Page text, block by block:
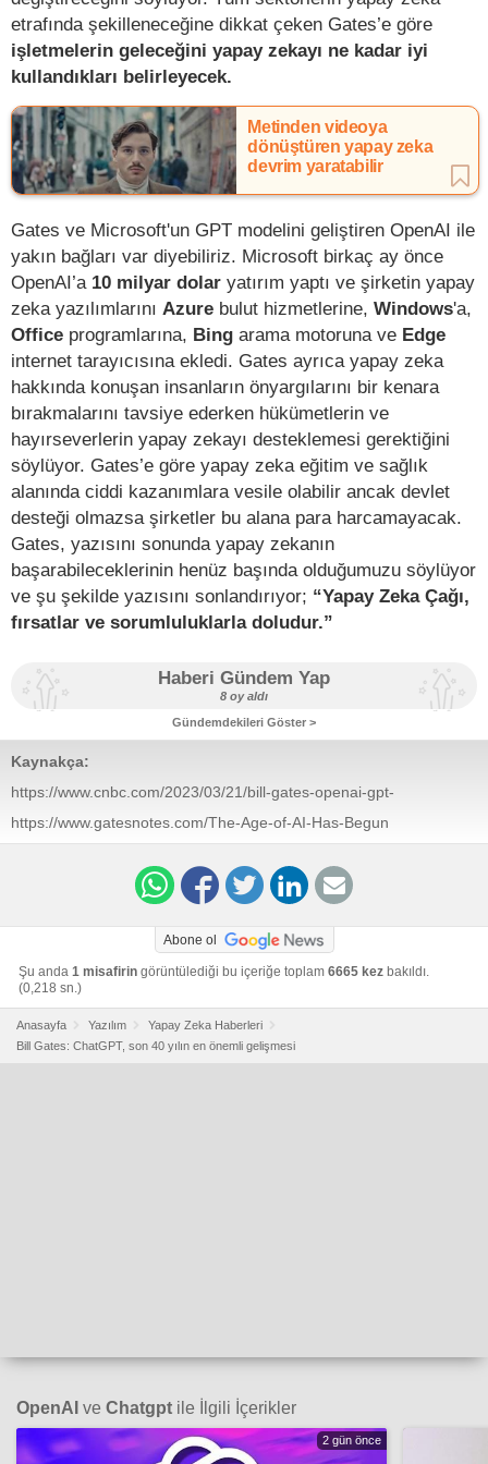
etrafında şekilleneceğine dikkat çeken Gates’e göre
işletmelerin geleceğini yapay zekayı ne kadar iyi
kullandıkları belirleyecek.
Metinden videoya
dönüştüren yapay zeka
devrim yaratabilir
Gates ve Microsoft'un GPT modelini geliştiren OpenAI ile
yakın bağları var diyebiliriz. Microsoft birkaç ay önce
OpenAI’a 10 milyar dolar yatırım yaptı ve şirketin yapay
zeka yazılımlarını Azure bulut hizmetlerine, Windows'a,
Office programlarına, Bing arama motoruna ve Edge
internet tarayıcısına ekledi. Gates ayrıca yapay zeka
hakkında konuşan insanların önyargılarını bir kenara
bırakmalarını tavsiye ederken hükümetlerin ve
hayırseverlerin yapay zekayı desteklemesi gerektiğini
söylüyor. Gates’e göre yapay zeka eğitim ve sağlık
alanında ciddi kazanımlara vesile olabilir ancak devlet
desteği olmazsa şirketler bu alana para harcamayacak.
Gates, yazısını sonunda yapay zekanın
başarabileceklerinin henüz başında olduğumuzu söylüyor
ve şu şekilde yazısını sonlandırıyor; “Yapay Zeka Çağı,
fırsatlar ve sorumluluklarla doludur.”
Haberi Gündem Yap
8 oy aldı
Gündemdekileri Göster >
Kaynakça:
https://www.cnbc.com/2023/03/21/bill-gates-openai-gpt-
https://www.gatesnotes.com/The-Age-of-AI-Has-Begun
Abone ol
Şu anda 1 misafirin görüntülediği bu içeriğe toplam 6665 kez bakıldı.
(0,218 sn.)
Anasayfa Yazılım
Yapay Zeka Haberleri
Bill Gates: ChatGPT, son 40 yılın en önemli gelişmesi
OpenAI ve Chatgpt ile İlgili İçerikler
2 gün önce